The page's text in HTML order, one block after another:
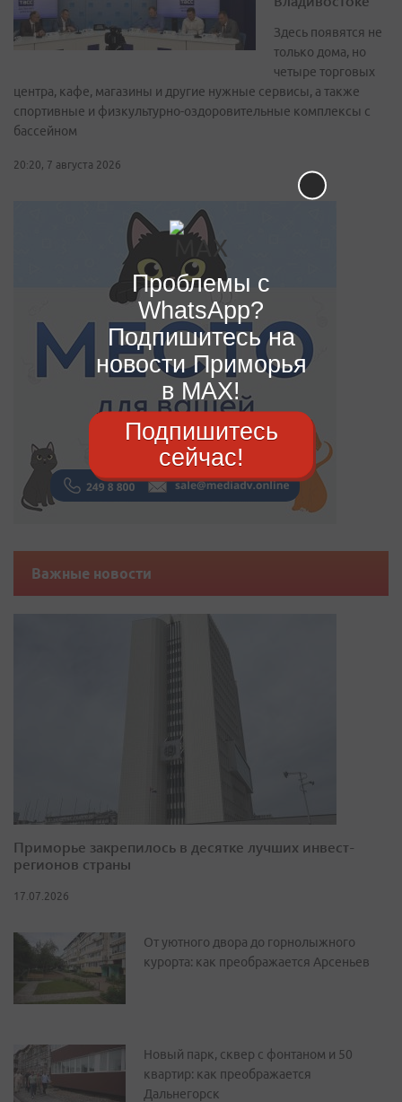
Здесь появятся не
только дома, но
четыре торговых
центра, кафе, магазины и другие нужные сервисы, а также
спортивные и физкультурно-оздоровительные комплексы с
бассейном
20:20, 7 августа 2026
Важные новости
Приморье закрепилось в десятке лучших инвест-
регионов страны
17.07.2026
От уютного двора до горнолыжного
курорта: как преображается Арсеньев
Новый парк, сквер с фонтаном и 50
квартир: как преображается
Дальнегорск
Проблемы с
WhatsApp?
Подпишитесь на
новости Приморья
в MAX!
Подпишитесь
сейчас!